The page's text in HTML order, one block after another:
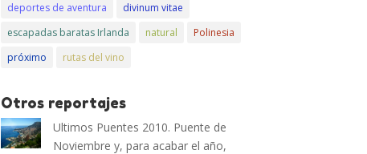
deportes de aventura
divinum vitae
escapadas baratas Irlanda
natural
Polinesia
próximo
rutas del vino
Otros reportajes
Ultimos Puentes 2010. Puente de
Noviembre y, para acabar el año,